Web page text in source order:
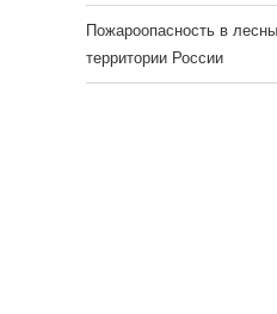
Пожароопасность в
территории России